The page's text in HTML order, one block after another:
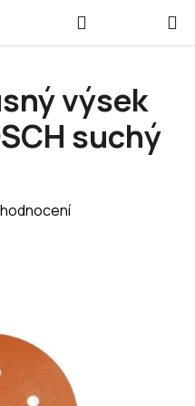
výsek
suchý
0,0 z 5 hvězdiček.